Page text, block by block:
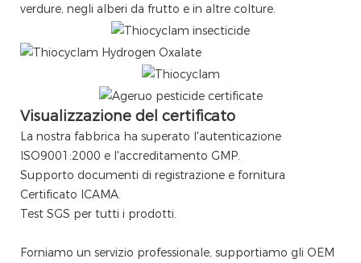
verdure, negli alberi da frutto e in altre colture.
Visualizzazione del certificato
La nostra fabbrica ha superato l'autenticazione
ISO9001:2000 e l'accreditamento GMP.
Supporto documenti di registrazione e fornitura
Certificato ICAMA.
Test SGS per tutti i prodotti.
Forniamo un servizio professionale, supportiamo gli OEM